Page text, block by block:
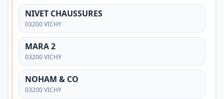
NIVET CHAUSSURES
03200 VICHY
MARA 2
03200 VICHY
NOHAM & CO
03200 VICHY
simple,
moderne
et
adapté
à
votre
quotidien